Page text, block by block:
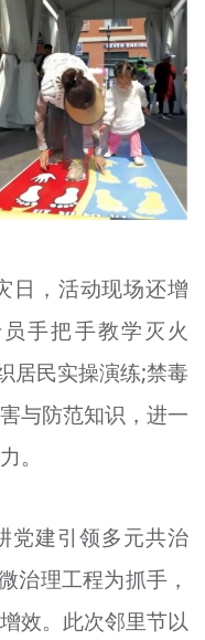
日，活动现场还增
手把手教学灭火
居民实操演练;禁毒
与防范知识，进一
。
党建引领多元共治
治理工程为抓手，
效。此次邻里节以